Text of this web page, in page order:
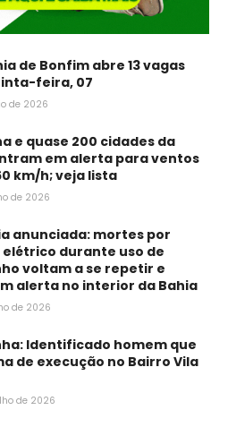
de Bonfim abre 13 vagas
feira, 07
de 2026
e quase 200 cidades da
em alerta para ventos
km/h; veja lista
de 2026
anunciada: mortes por
durante uso de
voltam a se repetir e
alerta no interior da Bahia
de 2026
Identificado homem que
de execução no Bairro Vila
de 2026